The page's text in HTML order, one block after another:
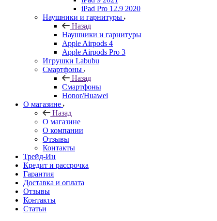
iPad Pro 12.9 2020
Наушники и гарнитуры
Назад
Наушники и гарнитуры
Apple Airpods 4
Apple Airpods Pro 3
Игрушки Labubu
Смартфоны
Назад
Смартфоны
Honor/Huawei
О магазине
Назад
О магазине
О компании
Отзывы
Контакты
Трейд-Ин
Кредит и рассрочка
Гарантия
Доставка и оплата
Отзывы
Контакты
Статьи